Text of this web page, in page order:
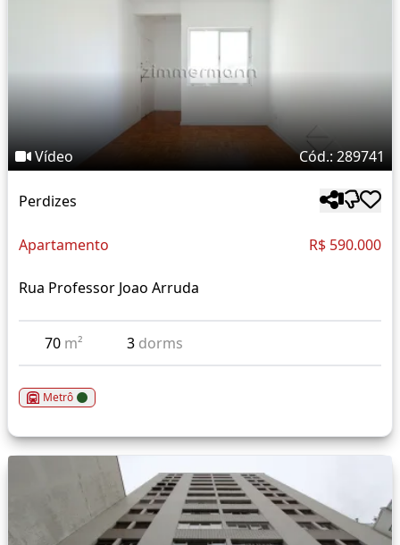
Vídeo Cód.: 289741
Perdizes
Apartamento R$ 590.000
Rua Professor Joao Arruda
70 m² 3 dorms
Metrô